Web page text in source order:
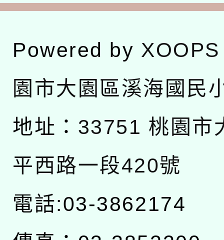
Powered by XOOPS
園市大園區溪海國民
地址： 33751 桃園市
平西路一段420號
電話:03-3862174